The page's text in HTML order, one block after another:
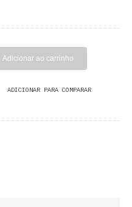
ADICIONAR PARA COMPARAR